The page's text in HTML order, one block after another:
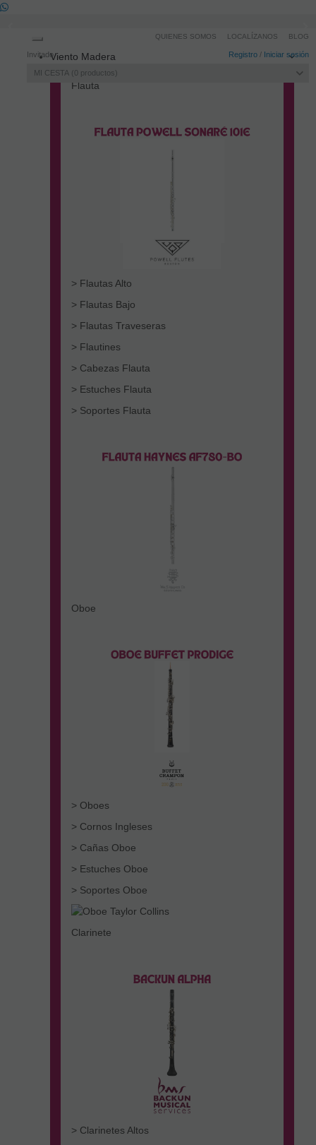
Invitado Registro / Iniciar sesión
MI CESTA 0 productos
QUIENES SOMOS LOCALÍZANOS BLOG
navigation
Viento Madera
Flauta
> Flautas Alto
> Flautas Bajo
> Flautas Traveseras
> Flautines
> Cabezas Flauta
> Estuches Flauta
> Soportes Flauta
Oboe
> Oboes
> Cornos Ingleses
> Cañas Oboe
> Estuches Oboe
> Soportes Oboe
Clarinete
> Clarinetes Altos